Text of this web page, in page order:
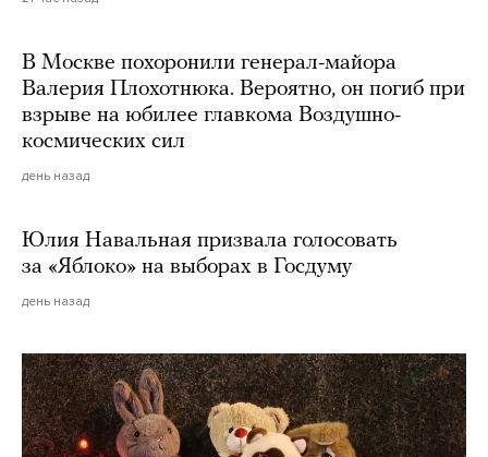
В Москве похоронили генерал-майора
Валерия Плохотнюка. Вероятно, он погиб при
взрыве на юбилее главкома Воздушно-
космических сил
день назад
Юлия Навальная призвала голосовать
за «Яблоко» на выборах в Госдуму
день назад